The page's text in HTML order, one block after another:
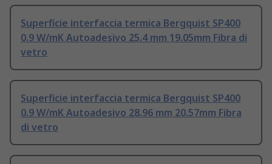
Superficie interfaccia termica Bergquist SP400
0.9 W/mK Autoadesivo 25.4 mm 19.05mm Fibra di
vetro
Superficie interfaccia termica Bergquist SP400
0.9 W/mK Autoadesivo 28.96 mm 20.57mm Fibra
di vetro